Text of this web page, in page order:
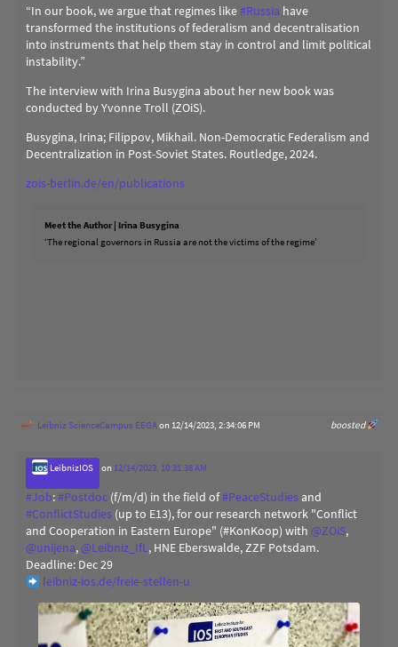
“In our book, we argue that regimes like#Russia have
transformed the institutions of federalism and decentralisation
into instruments that help them stay in control and limit political
instability.”
The interview with Irina Busygina about her new book was
conducted by Yvonne Troll (ZOiS).
Busygina, Irina; Filippov, Mikhail. Non-Democratic Federalism and
Decentralization in Post-Soviet States. Routledge, 2024.
zois-berlin.de/en/publications
Meet the Author | Irina Busygina
‘The regional governors in Russia are not the victims of the regime’
boosted
Leibniz ScienceCampus EEGAon 12/14/2023, 2:34:06 PM
LeibnizIOS on 12/14/2023, 10:31:38 AM
#Job:#Postdoc (f/m/d) in the field of#PeaceStudiesand
#ConflictStudies (up to E13), for our research network "Conflict
and Cooperation in Eastern Europe" (#KonKoop) with @ZOiS,
@unijena, @Leibniz_IfL, HNE Eberswalde, ZZF Potsdam.
Deadline: Dec 29
leibniz-ios.de/freie-stellen-u